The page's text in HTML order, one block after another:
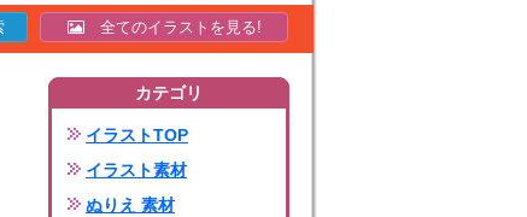
全てのイラストを見る!
カテゴリ
イラストTOP
イラスト素材
ぬりえ 素材